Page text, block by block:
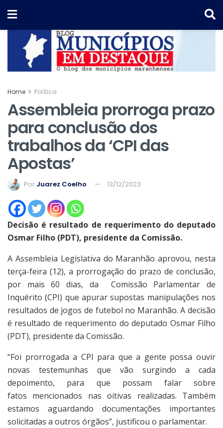
Home Política
Assembleia prorroga prazo
para conclusão dos
trabalhos da ‘CPI das
Apostas’
Por Juarez Coelho 13/12/2023
Decisão é resultado de requerimento do deputado
Osmar Filho (PDT), presidente da Comissão.
A Assembleia Legislativa do Maranhão aprovou, nesta
terça-feira (12), a prorrogação do prazo de conclusão,
por mais 60 dias, da Comissão Parlamentar de
Inquérito (CPI) que apurar supostas manipulações nos
resultados de jogos de futebol no Maranhão. A decisão
é resultado de requerimento do deputado Osmar Filho
(PDT), presidente da Comissão.
“Foi prorrogada a CPI para que a gente possa ouvir
novas testemunhas que vão surgindo a cada
depoimento, para que possam falar sobre
fatos mencionados nas oitivas realizadas. Também
estamos aguardando documentações importantes
solicitadas a outros órgãos”, justificou o parlamentar.